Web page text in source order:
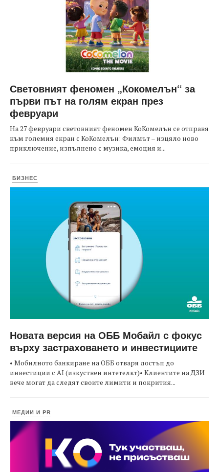
Световният феномен „Кокомелън“ за
първи път на голям екран през
февруари
На 27 февруари световният феномен КоКомелън се отправя
към големия екран с КоКомелън: Филмът – изцяло ново
приключение, изпълнено с музика, емоция и...
БИЗНЕС
Новата версия на ОББ Мобайл с фокус
върху застраховането и инвестициите
• Мобилното банкиране на ОББ отваря достъп до
инвестиции с AI (изкуствен интетелкт)• Клиентите на ДЗИ
вече могат да следят своите лимити и покрития...
МЕДИИ И PR